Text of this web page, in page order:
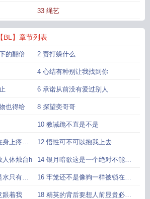
33 绳艺
】 章节列表
的翻倍 2 责打躲什么
4 心结有种别让我找到你
6 承诺从前没有爱过别人
也得给 8 探望奕哥哥
10 教诫跪不直是不是
身上疼在 12 悟性可不可以抱我上去
人体烛台h 14 银月暗欲这是一个绝对不能招
惹的存在
水只有男 16 牢笼还不是像狗一样被锁在这
儿
跟着我 18 精英的背后要想人前显贵必先